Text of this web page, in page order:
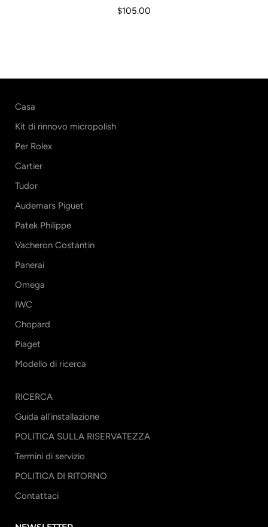
$105.00
Casa
Kit di rinnovo micropolish
Per Rolex
Cartier
Tudor
Audemars Piguet
Patek Philippe
Vacheron Costantin
Panerai
Omega
IWC
Chopard
Piaget
Modello di ricerca
RICERCA
Guida all'installazione
POLITICA SULLA RISERVATEZZA
Termini di servizio
POLITICA DI RITORNO
Contattaci